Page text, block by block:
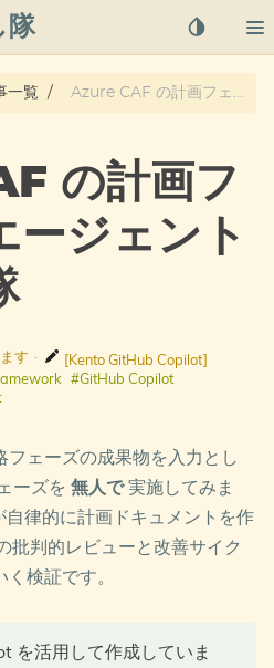
隊
一覧 Azure CAF の計画フェーズをエージェントで実施し隊
の計画フ
ージェント
す ·
[Kento GitHub Copilot]
#GitHub Copilot
ェーズの成果物を入力とし
ーズを 無人で実施してみま
律的に計画ドキュメントを作
批判的レビューと改善サイク
検証です。
を活用して作成していま